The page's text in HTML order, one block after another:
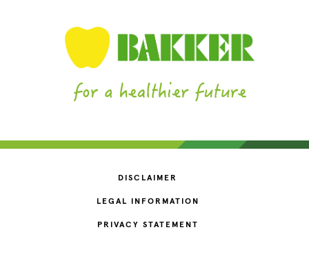
DISCLAIMER
LEGAL INFORMATION
PRIVACY STATEMENT